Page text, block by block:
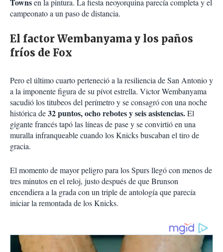
Townsen la pintura. La fiesta neoyorquina parecía completa y el
campeonato a un paso de distancia.
El factor Wembanyama y los paños
fríos de Fox
Pero el último cuarto perteneció a la resiliencia de San Antonio y
a la imponente figura de su pívot estrella. Victor Wembanyama
sacudió los titubeos del perímetro y se consagró con una noche
histórica de32 puntos, ocho rebotes y seis asistencias.El
gigante francés tapó las líneas de pase y se convirtió en una
muralla infranqueable cuando los Knicks buscaban el tiro de
gracia.
El momento de mayor peligro para los Spurs llegó con menos de
tres minutos en el reloj, justo después de que Brunson
encendiera a la grada con un triple de antología que parecía
iniciar la remontada de los Knicks.